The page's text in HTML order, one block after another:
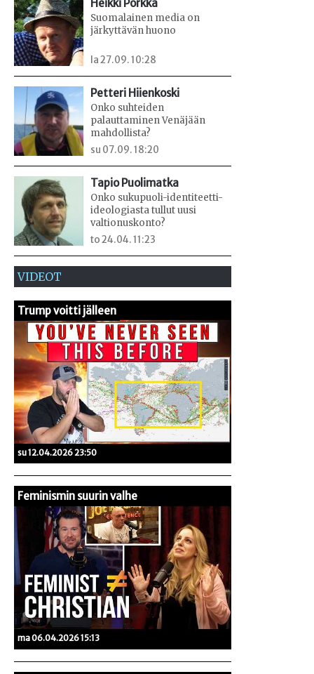
Heikki Porkka
Suomalainen media on
järkyttävän huono
la 27.09. 10:28
Petteri Hiienkoski
Onko suhteiden
palauttaminen Venäjään
mahdollista?
su 07.09. 18:20
Tapio Puolimatka
Onko sukupuoli-identiteetti-
ideologiasta tullut uusi
valtionuskonto?
to 24.04. 11:23
VIDEOT
Trump voitti jälleen
su 12.04.2026 23:50
Feminismin suurin valhe
ma 06.04.2026 15:13